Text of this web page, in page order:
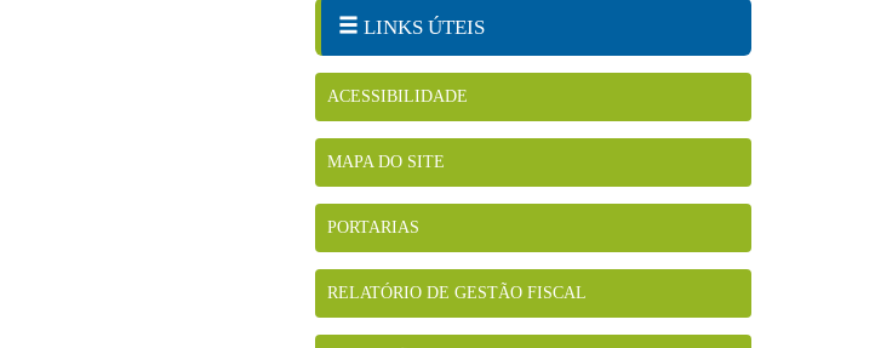
LINKS ÚTEIS
ACESSIBILIDADE
MAPA DO SITE
PORTARIAS
RELATÓRIO DE GESTÃO FISCAL